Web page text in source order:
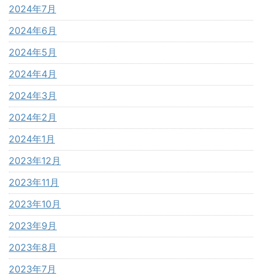
2024年7月
2024年6月
2024年5月
2024年4月
2024年3月
2024年2月
2024年1月
2023年12月
2023年11月
2023年10月
2023年9月
2023年8月
2023年7月